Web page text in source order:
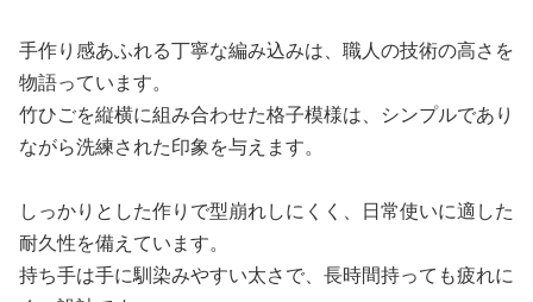
手作り感あふれる丁寧な編み込みは、職人の技術の高さを
物語っています。
竹ひごを縦横に組み合わせた格子模様は、シンプルであり
ながら洗練された印象を与えます。
しっかりとした作りで型崩れしにくく、日常使いに適した
耐久性を備えています。
持ち手は手に馴染みやすい太さで、長時間持っても疲れに